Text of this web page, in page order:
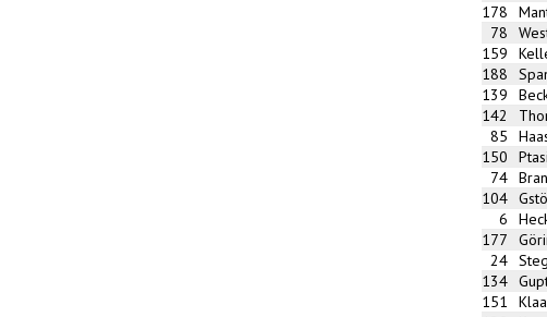
178
78
159
188
139
142
85
150
74
104
6
177
24
134
151